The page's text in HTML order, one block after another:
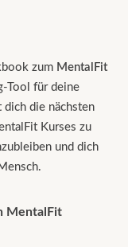
zum MentalFit
Tool für deine
die nächsten
Kurses zu
und dich
MentalFit